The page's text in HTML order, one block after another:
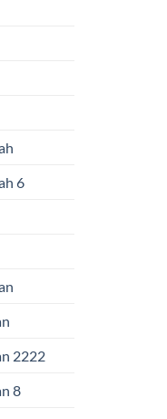
6
2222
8